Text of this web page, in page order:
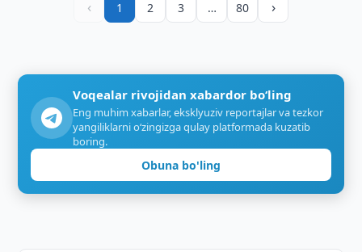
‹ 1 2 3 … 80 ›
Voqealar rivojidan xabardor bo‘ling
Eng muhim xabarlar, eksklyuziv reportajlar va tezkor
yangiliklarni o‘zingizga qulay platformada kuzatib
boring.
Obuna bo'ling